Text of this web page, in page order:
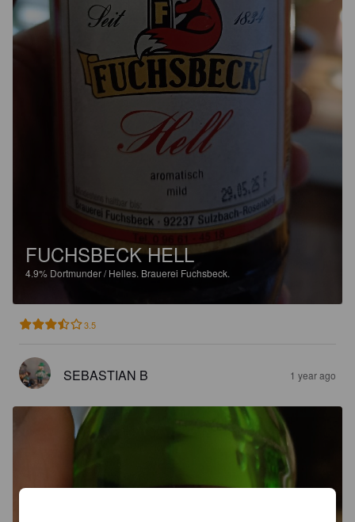
FUCHSBECK HELL
4.9% Dortmunder / Helles. Brauerei Fuchsbeck.
3.5
SEBASTIAN B 1 year ago